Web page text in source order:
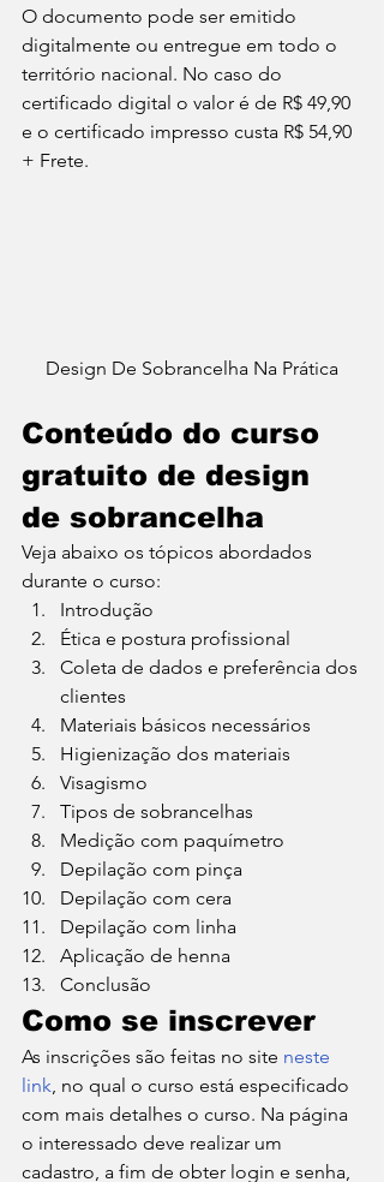
O documento pode ser emitido
digitalmente ou entregue em todo o
território nacional. No caso do
certificado digital o valor é de R$ 49,90
e o certificado impresso custa R$ 54,90
+ Frete.
Design De Sobrancelha Na Prática
Conteúdo do curso
gratuito de design
de sobrancelha
Veja abaixo os tópicos abordados
durante o curso:
Introdução
Ética e postura profissional
Coleta de dados e preferência dos
clientes
Materiais básicos necessários
Higienização dos materiais
Visagismo
Tipos de sobrancelhas
Medição com paquímetro
Depilação com pinça
Depilação com cera
Depilação com linha
Aplicação de henna
Conclusão
Como se inscrever
As inscrições são feitas no site neste
link, no qual o curso está especificado
com mais detalhes o curso. Na página
o interessado deve realizar um
cadastro, a fim de obter login e senha,